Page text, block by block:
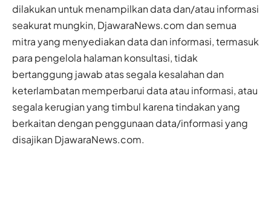
dilakukan untuk menampilkan data dan/atau informasi
seakurat mungkin, DjawaraNews.com dan semua
mitra yang menyediakan data dan informasi, termasuk
para pengelola halaman konsultasi, tidak
bertanggung jawab atas segala kesalahan dan
keterlambatan memperbarui data atau informasi, atau
segala kerugian yang timbul karena tindakan yang
berkaitan dengan penggunaan data/informasi yang
disajikan DjawaraNews.com.